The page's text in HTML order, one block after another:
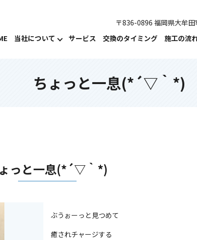
当社について サービス 交換のタイミング 施工の流
〒836-0896 福岡県大牟
ちょっと一息(*´▽｀*)
っと一息(*´▽｀*)
ぶうぉーっと見つめて
癒されチャージする